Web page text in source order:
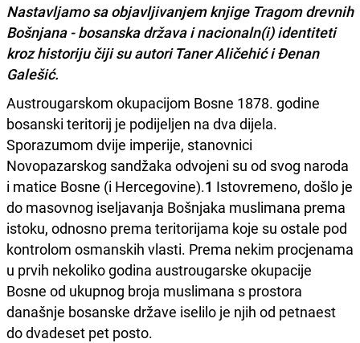
Nastavljamo sa objavljivanjem knjige Tragom drevnih
Bošnjana - bosanska država i nacionaln(i) identiteti
kroz historiju čiji su autori Taner Aličehić i Đenan
Galešić.
Austrougarskom okupacijom Bosne 1878. godine
bosanski teritorij je podijeljen na dva dijela.
Sporazumom dvije imperije, stanovnici
Novopazarskog sandžaka odvojeni su od svog naroda
i matice Bosne (i Hercegovine).1 Istovremeno, došlo je
do masovnog iseljavanja Bošnjaka muslimana prema
istoku, odnosno prema teritorijama koje su ostale pod
kontrolom osmanskih vlasti. Prema nekim procjenama
u prvih nekoliko godina austrougarske okupacije
Bosne od ukupnog broja muslimana s prostora
današnje bosanske države iselilo je njih od petnaest
do dvadeset pet posto.